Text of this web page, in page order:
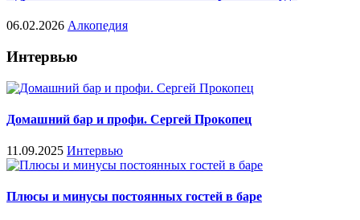
06.02.2026 Алкопедия
Интервью
Домашний бар и профи. Сергей Прокопец
11.09.2025 Интервью
Плюсы и минусы постоянных гостей в баре